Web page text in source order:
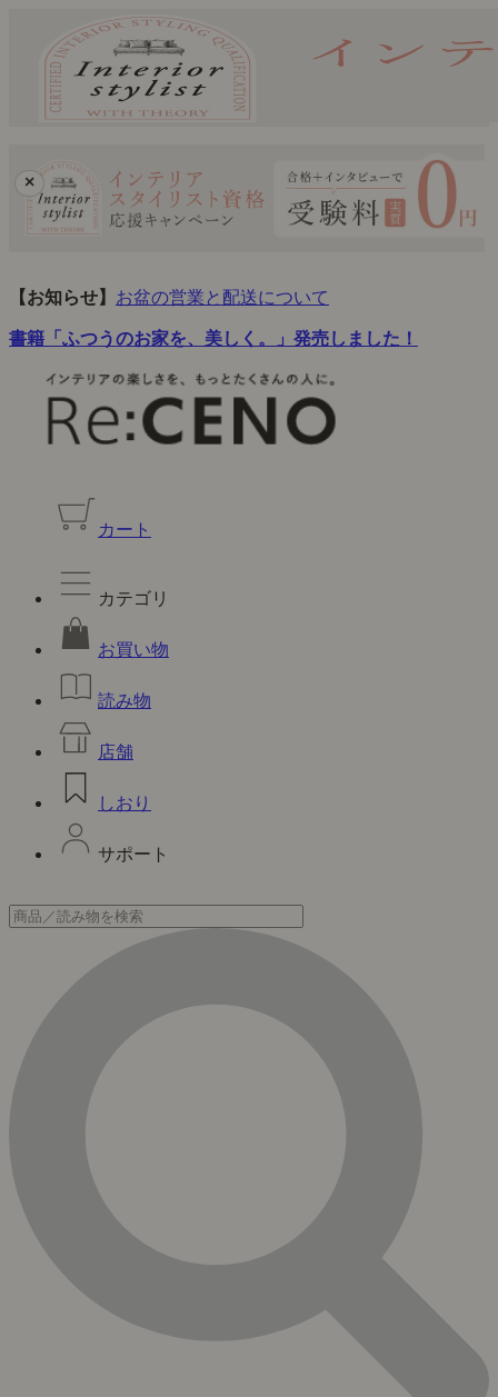
×
【お知らせ】 お盆の営業と配送について
書籍「ふつうのお家を、美しく。」発売しました！
カート
カテゴリ
お買い物
読み物
店舗
しおり
サポート